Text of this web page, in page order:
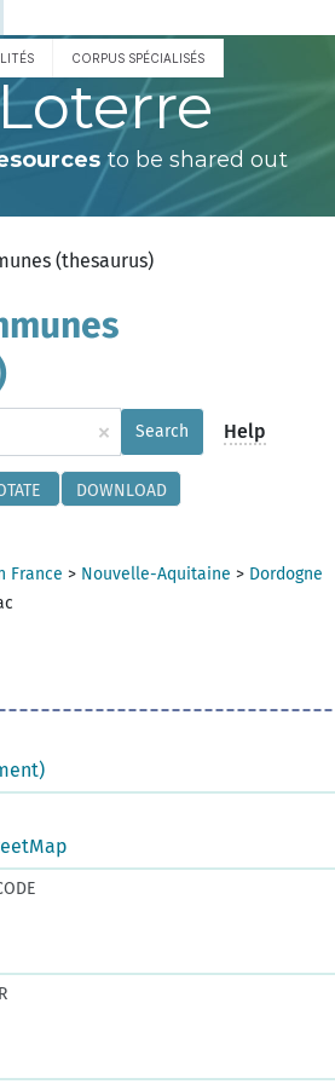
CORPUS SPÉCIALISÉS
to be shared out
(thesaurus)
× Search Help
DOWNLOAD
France > Nouvelle-Aquitaine > Dordogne